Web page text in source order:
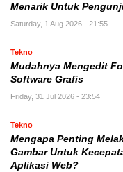
Menarik Untuk
Saturday, 1 Aug 2026 - 21:55
Tekno
Mudahnya Mengedit
Software Grafis
Friday, 31 Jul 2026 - 23:54
Tekno
Mengapa Penting
Gambar Untuk
Aplikasi Web?